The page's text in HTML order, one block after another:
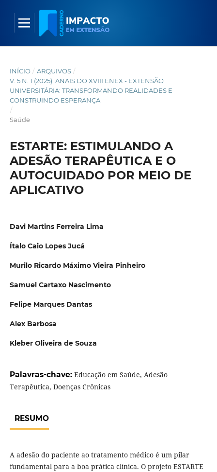
INÍCIO / ARQUIVOS /
V. 5 N. 1 (2025): ANAIS DO XVIII ENEX - EXTENSÃO
UNIVERSITÁRIA: TRANSFORMANDO REALIDADES E
CONSTRUINDO ESPERANÇA
/
Saúde
ESTARTE: ESTIMULANDO A
ADESÃO TERAPÊUTICA E O
AUTOCUIDADO POR MEIO DE
APLICATIVO
Davi Martins Ferreira Lima
Ítalo Caio Lopes Jucá
Murilo Ricardo Máximo Vieira Pinheiro
Samuel Cartaxo Nascimento
Felipe Marques Dantas
Alex Barbosa
Kleber Oliveira de Souza
Palavras-chave: Educação em Saúde, Adesão
Terapêutica, Doenças Crônicas
RESUMO
A adesão do paciente ao tratamento médico é um pilar
fundamental para a boa prática clínica. O projeto ESTARTE